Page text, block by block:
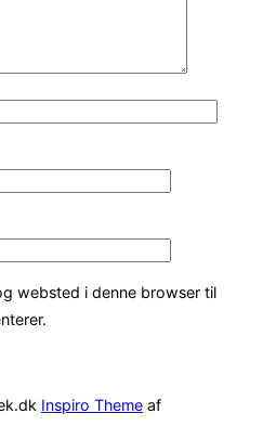
websted i denne browser til
Inspiro Theme af